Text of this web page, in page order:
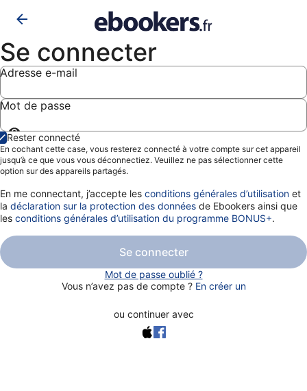
Se connecter
Adresse e-mail
Mot de passe
Afficher
le
mot
de
Rester connecté
En cochant cette case, vous resterez connecté à votre compte sur cet appareil
jusqu’à ce que vous vous déconnectiez. Veuillez ne pas sélectionner cette
option sur des appareils partagés.
En me connectant, j’accepte les conditions générales d’utilisation et
la déclaration sur la protection des données de Ebookers ainsi que
les conditions générales d’utilisation du programme BONUS+.
Se connecter
Mot de passe oublié ?
Vous n’avez pas de compte ? En créer un
ou continuer avec